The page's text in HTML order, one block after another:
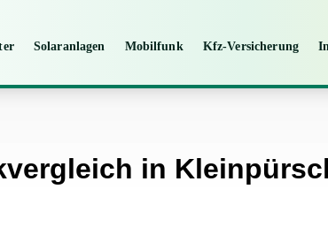
Solaranlagen Mobilfunk Kfz-Versicherung
in